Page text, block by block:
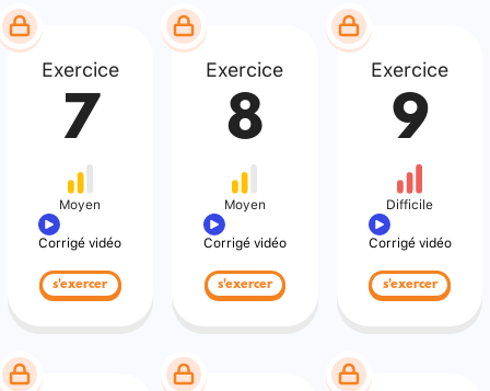
Exercice
7
Moyen
Corrigé vidéo
s'exercer
Exercice
8
Moyen
Corrigé vidéo
s'exercer
Exercice
9
Difficile
Corrigé vidéo
s'exercer